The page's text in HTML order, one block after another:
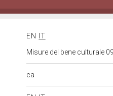
EN
IT
Misure del bene culturale
ca